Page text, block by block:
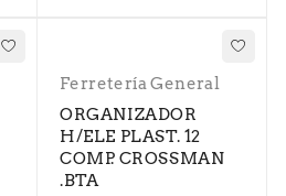
Ferretería General
ORGANIZADOR
H/ELE PLAST. 12
COMP. CROSSMAN
.BTA